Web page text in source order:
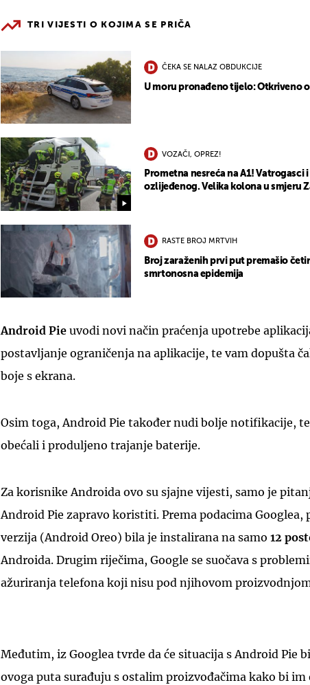
TRI VIJESTI O KOJIMA SE PRIČA
ČEKA SE NALAZ OBDUKCIJE
U moru pronađeno tijelo: Otkriveno o
VOZAČI, OPREZ!
Prometna nesreća na A1!
ozlijeđenog. Velika kolona u smjeru
RASTE BROJ MRTVIH
Broj zaraženih prvi put premašio
smrtonosna epidemija
Android Pie uvodi novi način praćenja upotrebe
postavljanje ograničenja na aplikacije, te vam dopušta
boje s ekrana.
Osim toga, Android Pie također nudi bolje notifikacije,
obećali i produljeno trajanje baterije.
Za korisnike Androida ovo su sjajne vijesti, samo je
Android Pie zapravo koristiti. Prema podacima Googlea,
verzija (Android Oreo) bila je instalirana na samo 12
Androida. Drugim riječima, Google se suočava s
ažuriranja telefona koji nisu pod njihovom
Međutim, iz Googlea tvrde da će situacija s Android Pie
ovoga puta surađuju s ostalim proizvođačima kako bi im
UKLJUČITE